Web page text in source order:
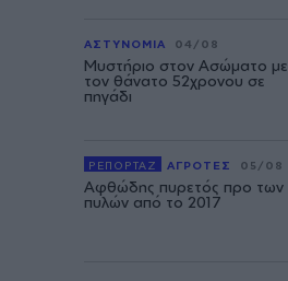
ΑΣΤΥΝΟΜΙΑ 04/08
Μυστήριο στον Ασώματο με
τον θάνατο 52χρονου σε
πηγάδι
ΡΕΠΟΡΤΑΖ ΑΓΡΟΤΕΣ 05/08
Αφθώδης πυρετός προ των
πυλών από το 2017